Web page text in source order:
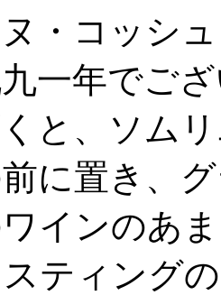
・コッシ
一年でご
と、ソム
に置き、
インのあ
ティング